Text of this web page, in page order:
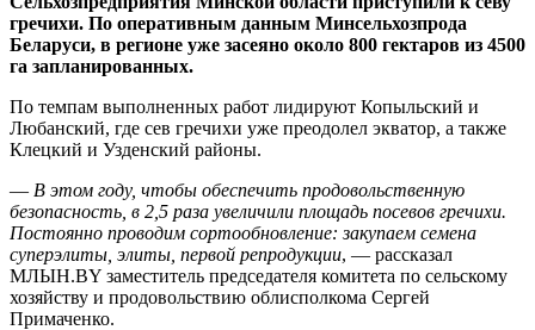
гречихи. По оперативным данным Минсельхозпрода
Беларуси, в регионе уже засеяно около 800 гектаров из 4500
га запланированных.
По темпам выполненных работ лидируют Копыльский и
Любанский, где сев гречихи уже преодолел экватор, а также
Клецкий и Узденский районы.
— В этом году, чтобы обеспечить продовольственную
безопасность, в 2,5 раза увеличили площадь посевов гречихи.
Постоянно проводим сортообновление: закупаем семена
суперэлиты, элиты, первой репродукции, — рассказал
МЛЫН.BY заместитель председателя комитета по сельскому
хозяйству и продовольствию облисполкома Сергей
Примаченко.